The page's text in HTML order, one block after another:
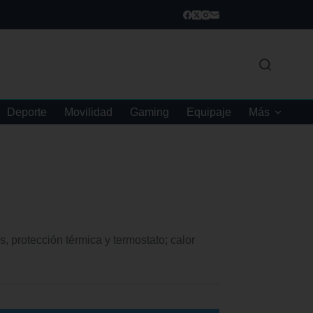
Deporte Movilidad Gaming Equipaje Más
protección térmica y termostato; calor